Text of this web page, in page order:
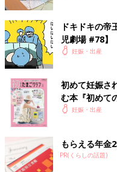
ドキドキの帝
児劇場 #78】
妊娠・出産
初めて妊娠さ
む本『初めて
妊娠・出産
もらえる年金
PR(くらしの話題)